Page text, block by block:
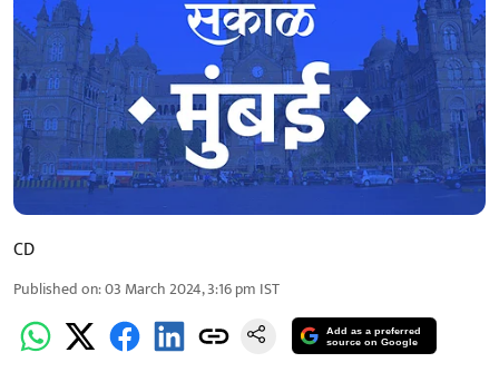
CD
Published on:03 March 2024, 3:16 pm IST
Add as a preferred
source on Google